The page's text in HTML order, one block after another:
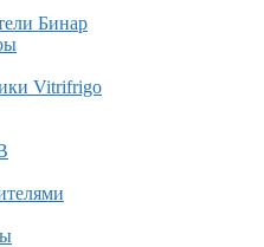
Бинар
Vitrifrigo